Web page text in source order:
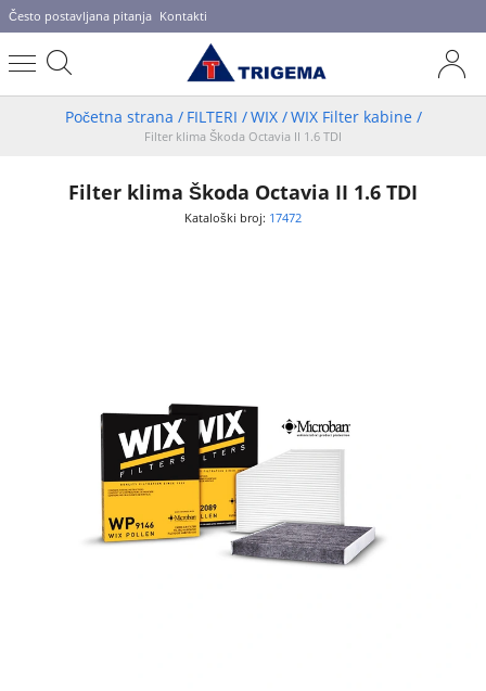
Često postavljana pitanja Kontakti
Početna strana / FILTERI /WIX /WIX Filter kabine /
Filter klima Škoda Octavia II 1.6 TDI
Filter klima Škoda Octavia II 1.6 TDI
Kataloški broj: 17472